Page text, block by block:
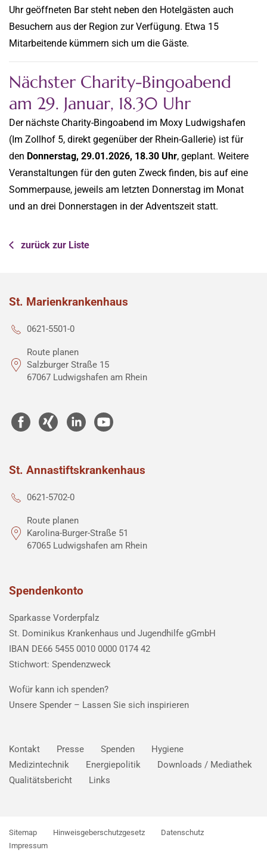
Uhr geöffneten Bar steht neben den Hotelgästen auch
Besuchern aus der Region zur Verfügung. Etwa 15
Mitarbeitende kümmern sich um die Gäste.
Nächster Charity-Bingoabend
am 29. Januar, 18.30 Uhr
Der nächste Charity-Bingoabend im Moxy Ludwigshafen
(Im Zollhof 5, direkt gegenüber der Rhein-Gallerie) ist für
den Donnerstag, 29.01.2026, 18.30 Uhr, geplant. Weitere
Veranstaltungen für den guten Zweck finden, bis auf eine
Sommerpause, jeweils am letzten Donnerstag im Monat
und an drei Donnerstagen in der Adventszeit statt.
zurück zur Liste
St. Marienkrankenhaus
0621-5501-0
Route planen
Salzburger Straße 15
67067 Ludwigshafen am Rhein
St. Annastiftskrankenhaus
0621-5702-0
Route planen
Karolina-Burger-Straße 51
67065 Ludwigshafen am Rhein
Spendenkonto
Sparkasse Vorderpfalz
St. Dominikus Krankenhaus und Jugendhilfe gGmbH
IBAN DE66 5455 0010 0000 0174 42
Stichwort: Spendenzweck
Wofür kann ich spenden?
Unsere Spender – Lassen Sie sich inspirieren
Kontakt Presse Spenden
Hygiene
Medizintechnik
Energiepolitik
Downloads / Mediathek
Qualitätsbericht
Links
Sitemap Hinweisgeberschutzgesetz
Datenschutz
Impressum